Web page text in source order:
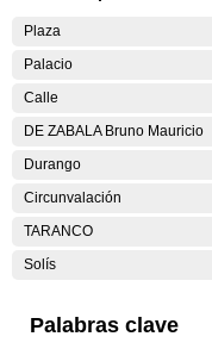
Plaza
Palacio
Calle
DE ZABALA Bruno Mauricio
Durango
Circunvalación
TARANCO
Solís
Palabras clave